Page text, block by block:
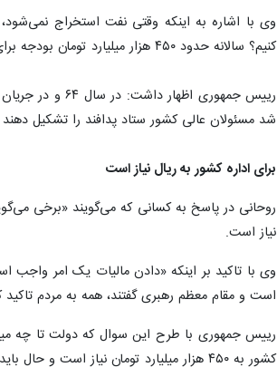
وی با اشاره به اینکه وقتی نفت استخراج
کنیم؟ سالانه حدود ۴۵۰ هزار میلیارد تومان بودجه برای اداره کشور در خزانه نیاز است و باید به همه خدمات هم پاسخ دهد و یکی از راه‌حل ها در این زمینه نیاز به ریال برای اداره کشور داریم.
شد مسئولان عالی کشور ستاد پدافند را تشکیل
برای اداره کشور به ریال نیاز است
روحانی در پاسخ به کسانی که می‌گویند «برخی
نیاز است.
وی با تاکید بر اینکه «دادن مالیات یک امر
است و مقام معظم رهبری گفتند، همه به مردم
کشور به ۴۵۰ هزار میلیارد تومان نیاز است و حال باید پرسید ۳۰۰ هزار میلیارد تومان باقیمانده را باید از کجا آورد.